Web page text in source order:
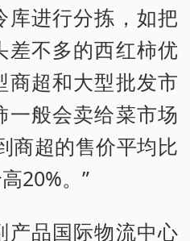
库进行分拣，如把
差不多的西红柿优
商超和大型批发市
一般会卖给菜市场
商超的售价平均比
20%。”
品国际物流中心